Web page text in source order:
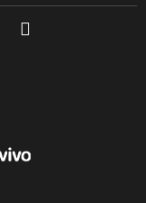
o